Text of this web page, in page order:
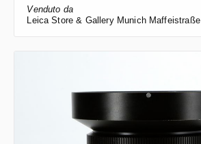
Venduto da
Leica Store & Gallery Munich Maffeistraße